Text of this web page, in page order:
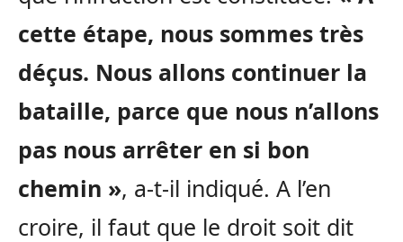
cette étape, nous sommes très
déçus. Nous allons continuer la
bataille, parce que nous n’allons
pas nous arrêter en si bon
chemin », a-t-il indiqué. A l’en
croire, il faut que le droit soit dit